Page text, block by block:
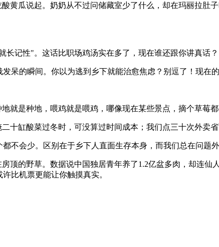
酸黄瓜说起。奶奶从不过问储藏室少了什么，却在玛丽拉
记性"。这话比职场鸡汤实在多了，现在谁还跟你讲真话？
呆的瞬间。你以为逃到乡下就能治愈焦虑？别逗了！现在
就是种地，喂鸡就是喂鸡，哪像现在某些景点，摘个草莓都
十缸酸菜过冬时，可没算过时间成本；我们点三十次外卖
会少。区别在于乡下人直面生存本身，而我们总在问题外
顶的野草。数据说中国独居青年养了1.2亿盆多肉，却连
比机票更能让你触摸真实。